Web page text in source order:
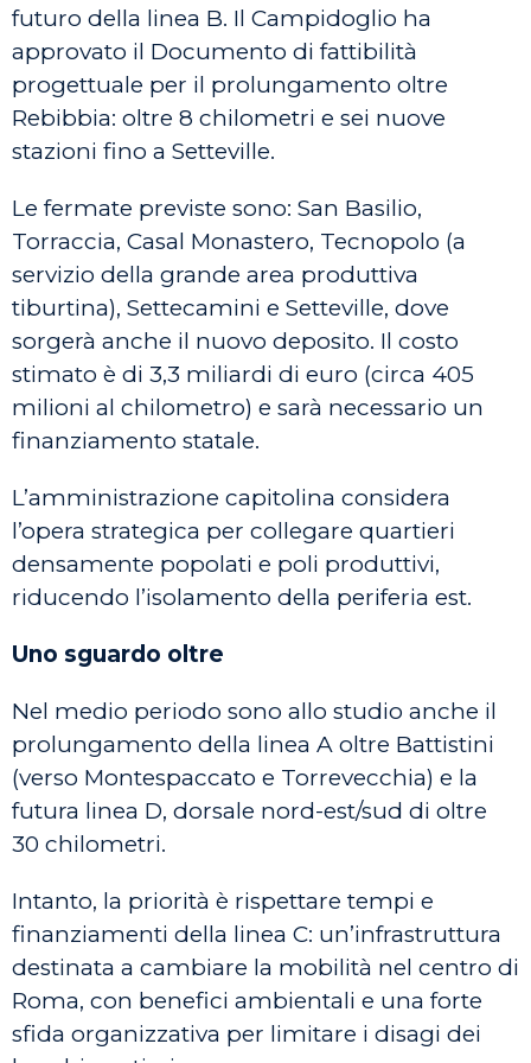
futuro della linea B. Il Campidoglio ha
approvato il Documento di fattibilità
progettuale per il prolungamento oltre
Rebibbia: oltre 8 chilometri e sei nuove
stazioni fino a Setteville.
Le fermate previste sono: San Basilio,
Torraccia, Casal Monastero, Tecnopolo (a
servizio della grande area produttiva
tiburtina), Settecamini e Setteville, dove
sorgerà anche il nuovo deposito. Il costo
stimato è di 3,3 miliardi di euro (circa 405
milioni al chilometro) e sarà necessario un
finanziamento statale.
L’amministrazione capitolina considera
l’opera strategica per collegare quartieri
densamente popolati e poli produttivi,
riducendo l’isolamento della periferia est.
Uno sguardo oltre
Nel medio periodo sono allo studio anche il
prolungamento della linea A oltre Battistini
(verso Montespaccato e Torrevecchia) e la
futura linea D, dorsale nord-est/sud di oltre
30 chilometri.
Intanto, la priorità è rispettare tempi e
finanziamenti della linea C: un’infrastruttura
destinata a cambiare la mobilità nel centro di
Roma, con benefici ambientali e una forte
sfida organizzativa per limitare i disagi dei